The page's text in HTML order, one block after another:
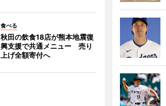
食べる
秋田の飲食18店が熊本地震復
興支援で共通メニュー 売り
上げ全額寄付へ